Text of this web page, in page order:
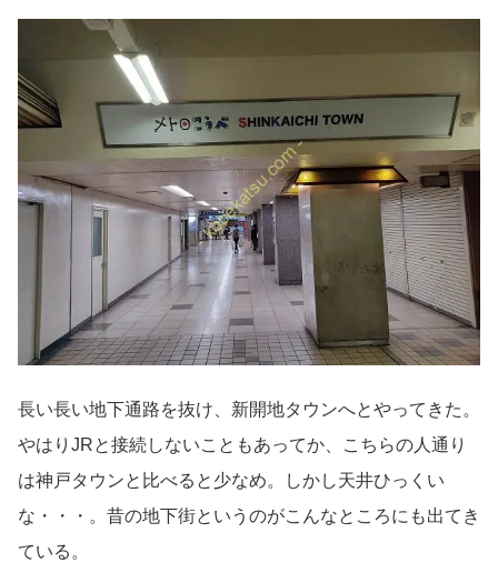
長い長い地下通路を抜け、新開地タウンへとやってきた。
やはりJRと接続しないこともあってか、こちらの人通り
は神戸タウンと比べると少なめ。しかし天井ひっくい
な・・・。昔の地下街というのがこんなところにも出てき
ている。